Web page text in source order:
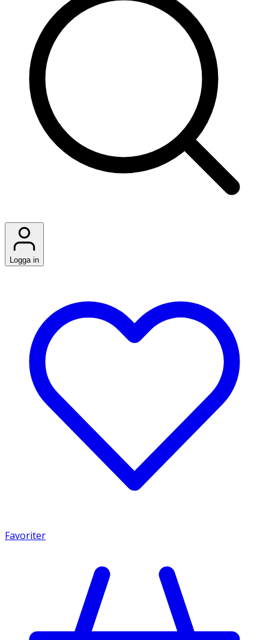
Logga in
Favoriter